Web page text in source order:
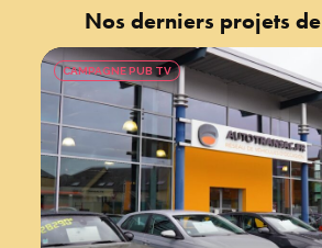
Nos derniers projets de
CAMPAGNE PUB TV